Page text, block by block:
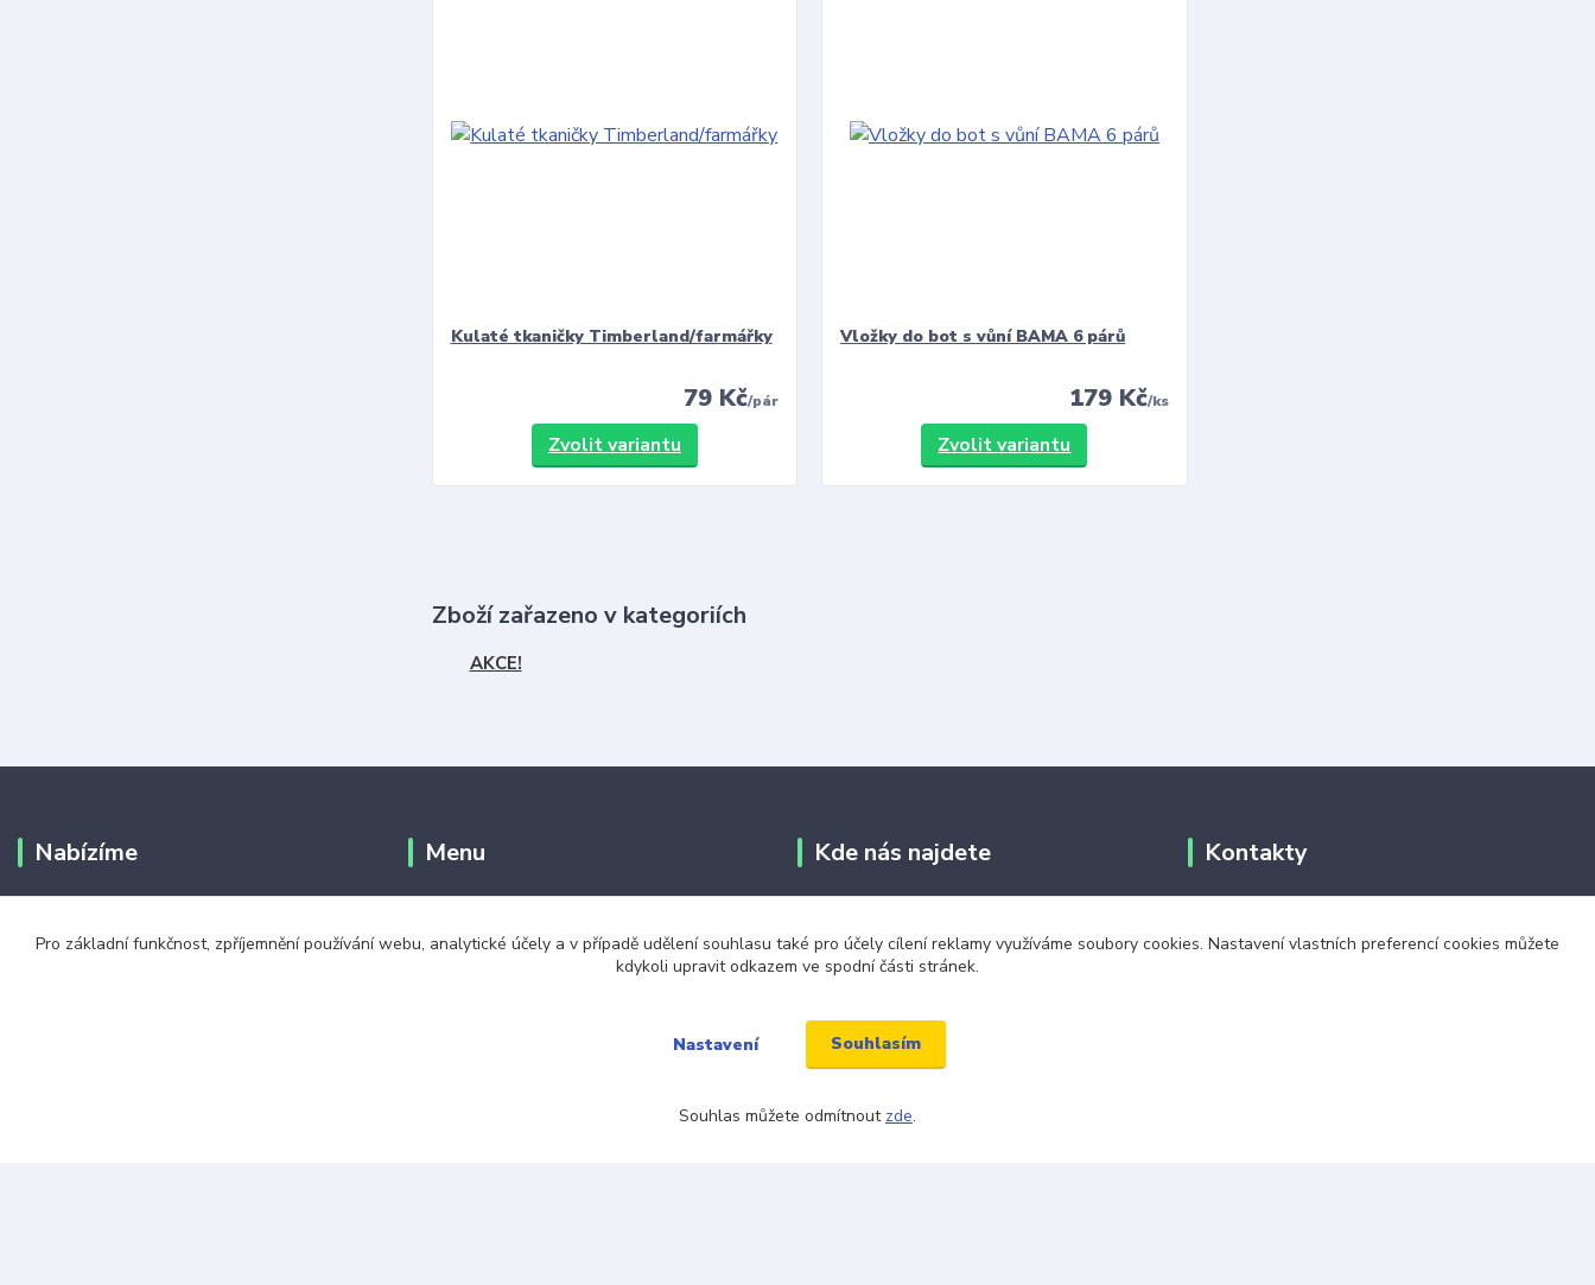
Kulaté tkaničky Timberland/farmářky
79 Kč/pár
Zvolit variantu
Vložky do bot s vůní BAMA 6 párů
179 Kč/ks
Zvolit variantu
Zboží zařazeno v kategoriích
AKCE!
Nabízíme
Největší výběr tkaniček!
Menu
Doprava a platba
Kde nás najdete
Jabloňová 2929/30
106 00 Praha 10
místo)
Kontakty
+420 703 024 309
Pro základní funkčnost, zpříjemnění používání webu, analytické účely a v případě udělení souhlasu také pro účely cílení reklamy využíváme soubory cookies. Nastavení vlastních preferencí cookies můžete
kdykoli upravit odkazem ve spodní části stránek.
Nastavení Souhlasím
Souhlas můžete odmítnout zde.